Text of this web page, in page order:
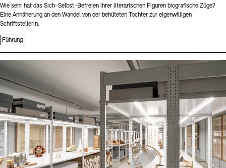
Wie sehr hat das Sich-Selbst-Befreien ihrer literarischen Figuren biografische Züge?
Eine Annäherung an den Wandel von der behüteten Tochter zur eigenwilligen
Schriftstellerin.
Führung